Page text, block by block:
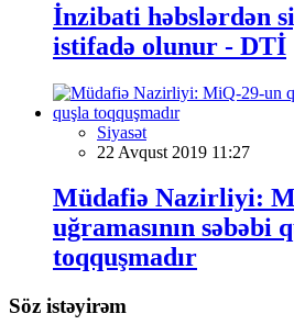
İnzibati həbslərdən
istifadə olunur - DTİ
Siyasət
22 Avqust 2019 11:27
Müdafiə Nazirliyi:
uğramasının səbəbi
toqquşmadır
Söz istəyirəm